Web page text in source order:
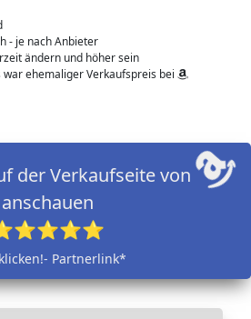
- je nach Anbieter
ändern und höher sein
ehemaliger Verkaufspreis bei
der Verkaufseite von
anschauen
Partnerlink*